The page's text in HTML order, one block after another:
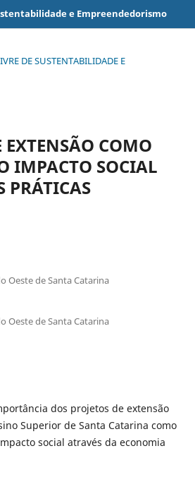
e Empreendedorismo
DE SUSTENTABILIDADE E
EXTENSÃO COMO
IMPACTO SOCIAL
PRÁTICAS
Oeste de Santa Catarina
Oeste de Santa Catarina
dos projetos de extensão
Superior de Santa Catarina como
social através da economia